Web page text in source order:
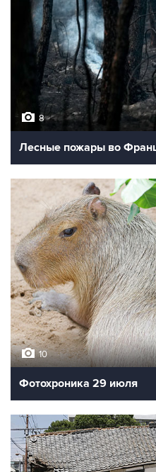
8
Лесные пожары во
10
Фотохроника 29 июля